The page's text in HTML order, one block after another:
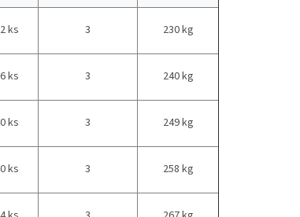
ks 3 230 kg
ks 3 240 kg
ks 3 249 kg
ks 3 258 kg